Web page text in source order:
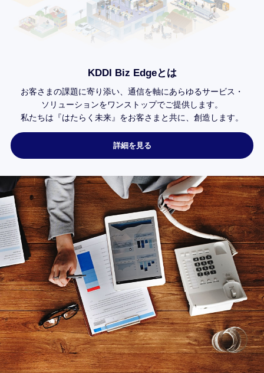
KDDI Biz Edgeとは
お客さまの課題に寄り添い、 通信を軸にあらゆるサービス・
ソリューションをワンストップでご提供します。
私たちは 『はたらく未来』をお客さまと共に、 創造します。
詳細を見る